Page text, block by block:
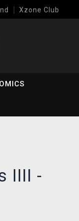
Xzone Club
IIII -